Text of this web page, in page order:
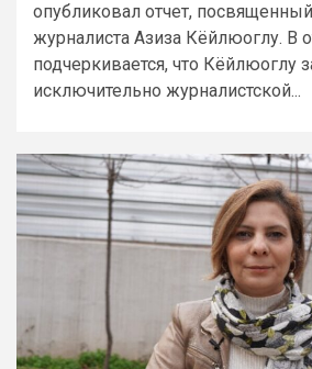
опубликовал отчет,
журналиста Азиза Кёйлюоглу. В
подчеркивается, что Кёйлюоглу
исключительно журналистской...